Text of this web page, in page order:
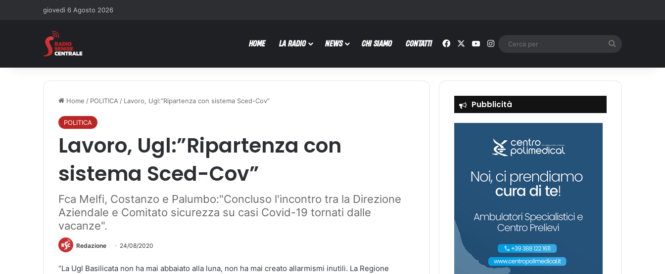
giovedì 6 Agosto 2026
HOME LA RADIO NEWS CHI SIAMO CONTATTI Facebook You TubeInstagram
Home / POLITICA / Lavoro, Ugl:”Ripartenza con sistema Sced-Cov”
POLITICA
Lavoro, Ugl:”Ripartenza con
sistema Sced-Cov”
Fca Melfi, Costanzo e Palumbo:"Concluso l'incontro tra la Direzione
Aziendale e Comitato sicurezza su casi Covid-19 tornati dalle
vacanze".
Redazione 24/08/2020
“La Ugl Basilicata non ha mai abbaiato alla luna, non ha mai creato allarmismi inutili. La Regione
Pubblicità